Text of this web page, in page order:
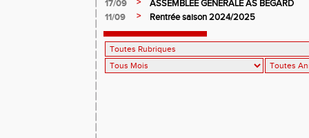
17/09
ASSEMBLEE GENERALE AS BEGARD
11/09
> Rentrée saison 2024/2025